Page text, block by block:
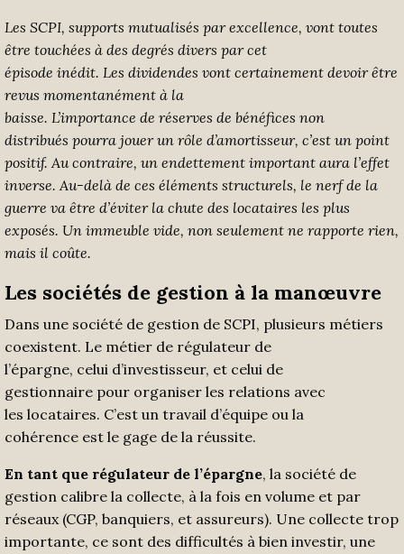
Les SCPI, supports mutualisés par excellence, vont toutes
être touchées à des degrés divers parcet
épisode inédit. Les dividendes vont certainement devoir être
revus momentanément à la
baisse. L’importance de réserves de bénéfices non
distribués pourra jouerun rôle d’amortisseur, c’est un point
positif. Au contraire, un endettement important aura l’effet
inverse.Au-delà de ces éléments structurels, le nerf de la
guerre va être d’éviter la chute des locataires les plus
exposés. Un immeuble vide, non seulement ne rapporte rien,
mais il coûte.
Les sociétés de gestion à la manœuvre
Dans une société de gestion de SCPI, plusieurs métiers
coexistent. Le métier de régulateur de
l’épargne, celui d’investisseur, et celui de
gestionnaire pour organiser les relations avec
les locataires. C’est un travail d’équipe ou la
cohérence est le gage de la réussite.
En tant que régulateur de l’épargne, la société de
gestion calibre la collecte, à la fois en volume et par
réseaux (CGP, banquiers, et assureurs). Une collecte trop
importante, ce sont des difficultés à bien investir, une